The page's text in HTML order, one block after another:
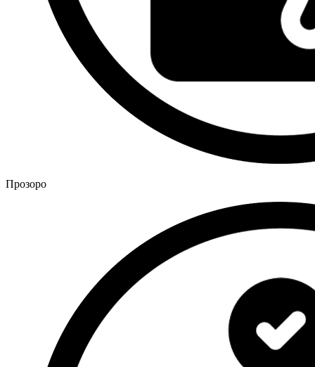
Прозоро